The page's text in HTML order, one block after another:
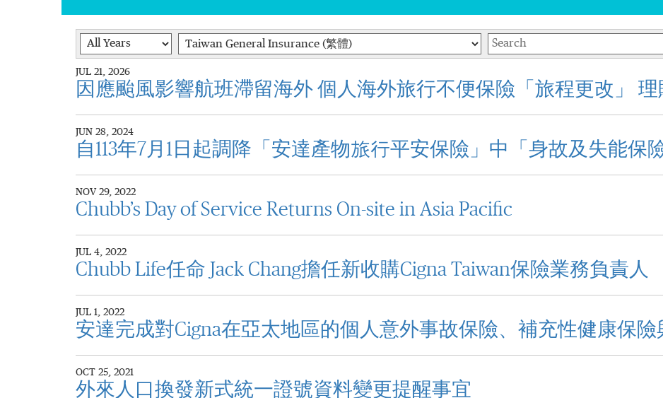
Year Category Keywords
JUL 21, 2026
因應颱風影響航班滯留海外 個人海外旅行不便保險「旅程更改」
JUN 28, 2024
自113年7月1日起調降「安達產物旅行平安保險」中「身故及失能保
NOV 29, 2022
Chubb’s Day of Service Returns On-site in Asia Pacific
JUL 4, 2022
Chubb Life任命 Jack Chang擔任新收購Cigna Taiwan保險業務負責人
JUL 1, 2022
安達完成對Cigna在亞太地區的個人意外事故保險、補充性健康保
OCT 25, 2021
外來人口換發新式統一證號資料變更提醒事宜